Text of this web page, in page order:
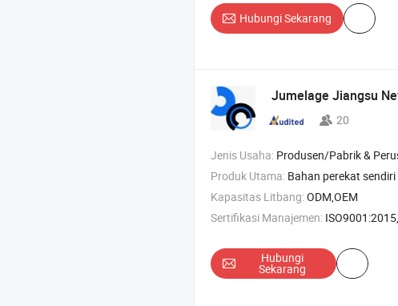
Hubungi Sekarang
Jumelage Jiangsu
20
Jenis Usaha: Produsen/Pabrik & Perusahaan
Produk Utama: Bahan perekat sendiri , kertas stiker vinil , kertas perekat sendiri , label perekat sendiri ,
Kapasitas Litbang:ODM,OEM
Sertifikasi Manajemen: ISO9001:2015, ISO45001:2018,
Hubungi
Sekarang